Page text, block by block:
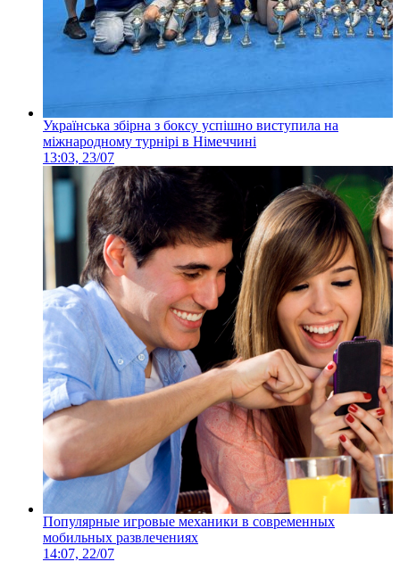
Українська збірна з боксу успішно виступила на
міжнародному турнірі в Німеччині
13:03, 23/07
Популярные игровые механики в современных
мобильных развлечениях
14:07, 22/07